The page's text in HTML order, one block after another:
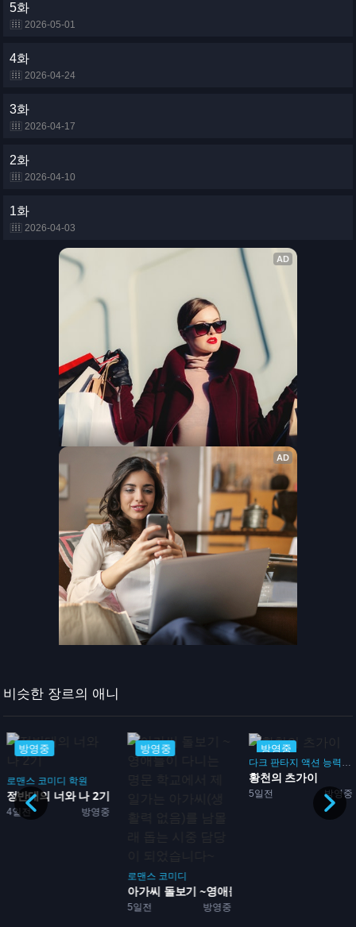
5화
2026-05-01
4화
2026-04-24
3화
2026-04-17
2화
2026-04-10
1화
2026-04-03
비슷한 장르의 애니
성방...
방영중
로맨스 코미디 학원
4일전 방영중
정반대의 너와 나 2기
방영중
로맨스 코미디
5일전 방영중
아가씨 돌보기 ~영애들이 다...
방영중
다크 판타지 액션 능력
5일전 방영중
황천의 츠가이